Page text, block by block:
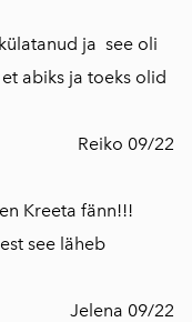
ja see oli
abiks ja toeks olid
Reiko 09/22
Kreeta fänn!!!
see läheb
Jelena 09/22